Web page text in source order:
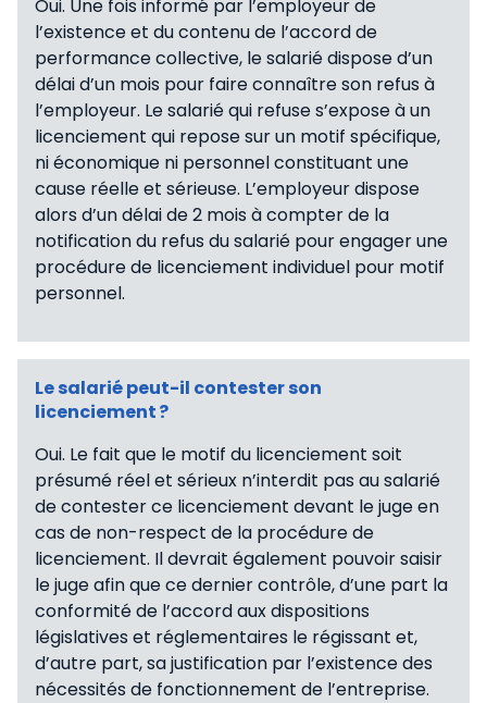
Oui. Une fois informé par l’employeur de
l’existence et du contenu de l’accord de
performance collective, le salarié dispose d’un
délai d’un mois pour faire connaître son refus à
l’employeur. Le salarié qui refuse s’expose à un
licenciement qui repose sur un motif spécifique,
ni économique ni personnel constituant une
cause réelle et sérieuse. L’employeur dispose
alors d’un délai de 2 mois à compter de la
notification du refus du salarié pour engager une
procédure de licenciement individuel pour motif
personnel.
Le salarié peut-il contester son
licenciement ?
Oui. Le fait que le motif du licenciement soit
présumé réel et sérieux n’interdit pas au salarié
de contester ce licenciement devant le juge en
cas de non-respect de la procédure de
licenciement. Il devrait également pouvoir saisir
le juge afin que ce dernier contrôle, d’une part la
conformité de l’accord aux dispositions
législatives et réglementaires le régissant et,
d’autre part, sa justification par l’existence des
nécessités de fonctionnement de l’entreprise.